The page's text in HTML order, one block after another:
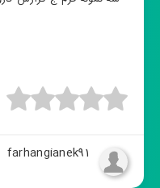
farhangianek91